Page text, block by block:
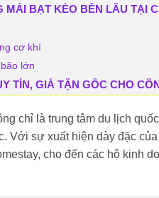
MÁI BẠT KÉO BỀN LÂU TẠI
cơ khí
lớn
TÍN, GIÁ TẬN GỐC CHO
chỉ là trung tâm du lịch
Với sự xuất hiện dày đặc
cho đến các hộ kinh